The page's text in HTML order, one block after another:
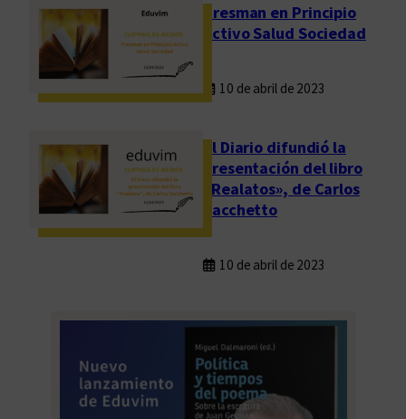
Presman en Principio
Activo Salud Sociedad
10 de abril de 2023
El Diario difundió la
presentación del libro
«Realatos», de Carlos
Sacchetto
10 de abril de 2023